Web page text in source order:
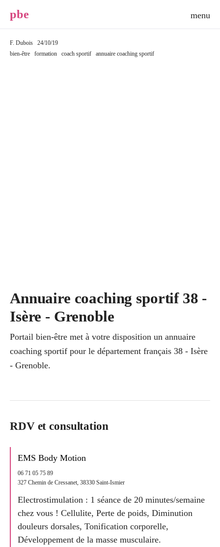
pbe
F. Dubois
24/10/19
bien-être
formation coach sportif annuaire coaching sportif
Annuaire coaching sportif 38 -
Isère - Grenoble
Portail bien-être met à votre disposition un annuaire
coaching sportif pour le département français 38 - Isère
- Grenoble.
RDV et consultation
EMS Body Motion
06 71 05 75 89
327 Chemin de Cressanet, 38330 Saint-Ismier
Electrostimulation : 1 séance de 20 minutes/semaine
chez vous ! Cellulite, Perte de poids, Diminution
douleurs dorsales, Tonification corporelle,
Développement de la masse musculaire.